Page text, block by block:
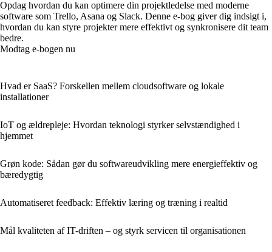
Opdag hvordan du kan optimere din projektledelse med moderne
software som Trello, Asana og Slack. Denne e-bog giver dig indsigt i,
hvordan du kan styre projekter mere effektivt og synkronisere dit team
bedre.
Modtag e-bogen nu
Hvad er SaaS? Forskellen mellem cloudsoftware og lokale
installationer
IoT og ældrepleje: Hvordan teknologi styrker selvstændighed i
hjemmet
Grøn kode: Sådan gør du softwareudvikling mere energieffektiv og
bæredygtig
Automatiseret feedback: Effektiv læring og træning i realtid
Mål kvaliteten af IT-driften – og styrk servicen til organisationen